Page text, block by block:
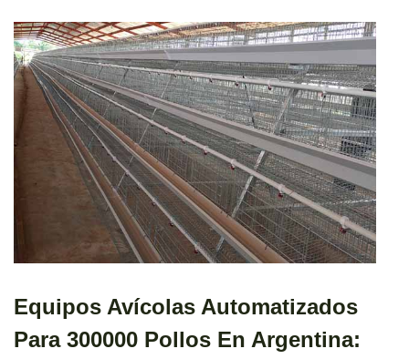
Equipos Avícolas Automatizados
Para 300000 Pollos En Argentina: